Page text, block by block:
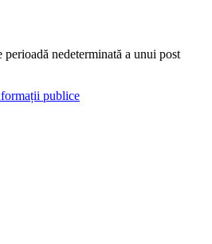
nedeterminată a unui post
publice